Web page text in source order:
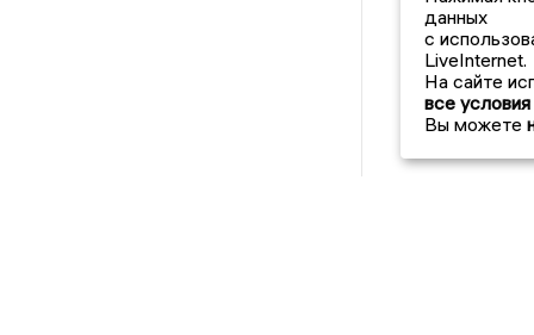
данных
с
LiveInternet.
На сайте
все
Вы можете